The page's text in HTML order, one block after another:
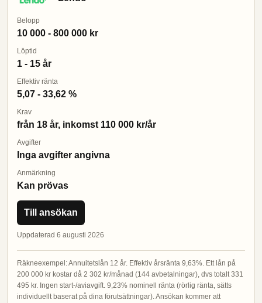
Belopp
10 000 - 800 000 kr
Löptid
1 - 15 år
Effektiv ränta
5,07 - 33,62 %
Krav
från 18 år, inkomst 110 000 kr/år
Avgifter
Inga avgifter angivna
Anmärkning
Kan prövas
Till ansökan
Uppdaterad 6 augusti 2026
Räkneexempel: Annuitetslån 12 år. Effektiv årsränta 9,63%. Ett lån på
200 000 kr kostar då 2 302 kr/månad (144 avbetalningar), dvs totalt 331
495 kr. Ingen start-/aviavgift. 9,23% nominell ränta (rörlig ränta, sätts
individuellt baserat på dina förutsättningar). Ansökan kommer att